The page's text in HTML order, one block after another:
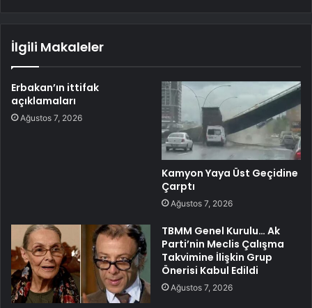
İlgili Makaleler
Erbakan’ın ittifak
açıklamaları
Ağustos 7, 2026
Kamyon Yaya Üst Geçidine
Çarptı
Ağustos 7, 2026
TBMM Genel Kurulu… Ak
Parti’nin Meclis Çalışma
Takvimine İlişkin Grup
Önerisi Kabul Edildi
Ağustos 7, 2026